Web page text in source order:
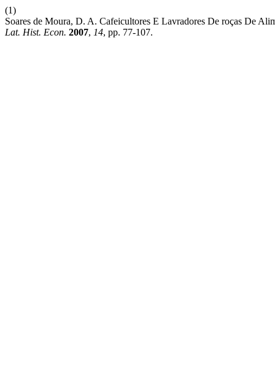
(1)
Soares de Moura, D. A. Cafeicultores E Lavradores De roças De
Lat. Hist. Econ. 2007, 14, pp. 77-107.